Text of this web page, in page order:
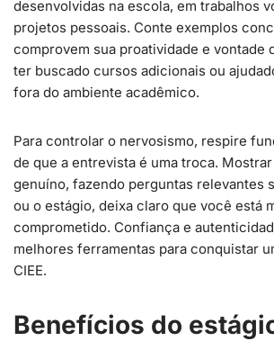
desenvolvidas na escola, em trabalhos
projetos pessoais. Conte exemplos
comprovem sua proatividade e vontade
ter buscado cursos adicionais ou
fora do ambiente acadêmico.
Para controlar o nervosismo, respire
de que a entrevista é uma troca.
genuíno, fazendo perguntas relevantes
ou o estágio, deixa claro que você está
comprometido. Confiança e
melhores ferramentas para conquistar
CIEE.
Benefícios do